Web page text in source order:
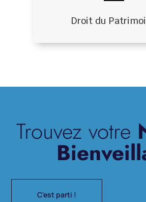
Droit du
Trouvez votre
C'est parti !